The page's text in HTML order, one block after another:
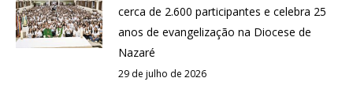
cerca de 2.600 participantes e celebra 25
anos de evangelização na Diocese de
Nazaré
29 de julho de 2026